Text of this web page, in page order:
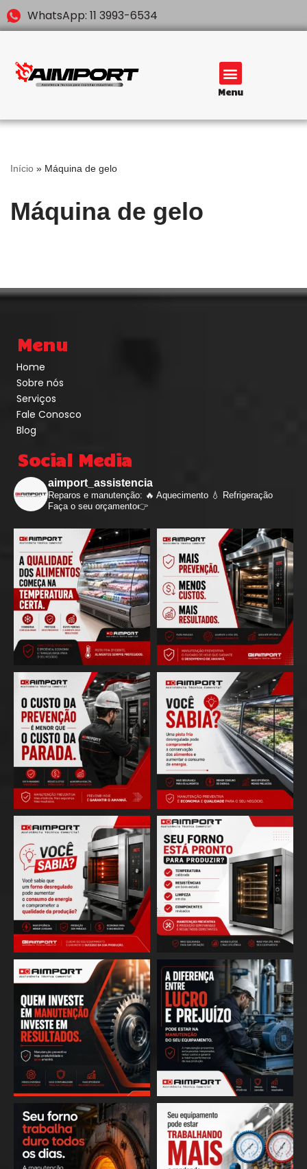
conteúdo
WhatsApp: 11 3993-6534
Menu
Início » Máquina de gelo
Máquina de gelo
Menu
Home
Sobre nós
Serviços
Fale Conosco
Blog
Social Media
aimport_assistencia
Reparos e manutenção: 🔥 Aquecimento 💧 Refrigeração
Faça o seu orçamento👉